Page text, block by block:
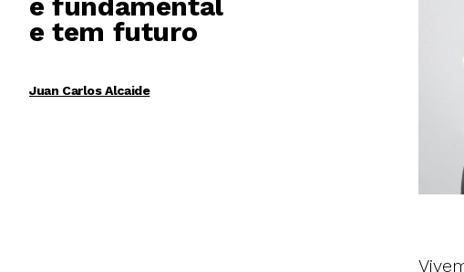
e tem futuro
Juan Carlos Alcaide